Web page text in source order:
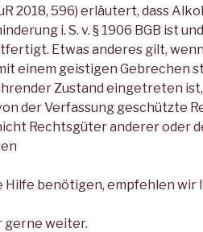
2018, 596) erläutert, dass
i. S. v. § 1906 BGB ist
Etwas anderes gilt,
einem geistigen Gebrechen
Zustand eingetreten
der Verfassung geschützte
Rechtsgüter anderer oder
Hilfe benötigen, empfehlen wir
gerne weiter.